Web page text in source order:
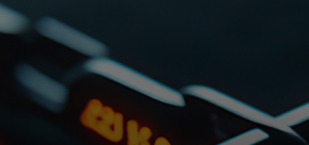
Dla Ciebie
Dla firm
Dla świata